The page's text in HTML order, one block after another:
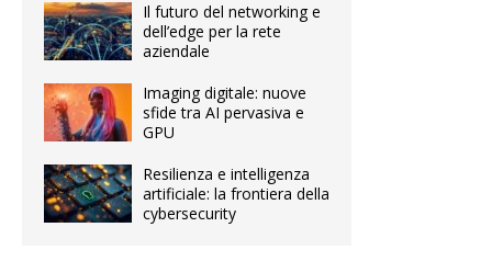
Il futuro del networking e
dell’edge per la rete
aziendale
Imaging digitale: nuove
sfide tra AI pervasiva e
GPU
Resilienza e intelligenza
artificiale: la frontiera della
cybersecurity